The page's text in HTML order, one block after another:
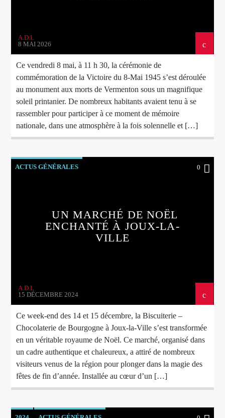
A.D.L
8 MAI 2026
Ce vendredi 8 mai, à 11 h 30, la cérémonie de
commémoration de la Victoire du 8-Mai 1945 s’est déroulée
au monument aux morts de Vermenton sous un magnifique
soleil printanier. De nombreux habitants avaient tenu à se
rassembler pour participer à ce moment de mémoire
nationale, dans une atmosphère à la fois solennelle et […]
ACTUS GÉNÉRALES 0
UN MARCHÉ DE NOËL
ENCHANTÉ À JOUX-LA-
VILLE
A.D.L
15 DÉCEMBRE 2024
Ce week-end des 14 et 15 décembre, la Biscuiterie –
Chocolaterie de Bourgogne à Joux-la-Ville s’est transformée
en un véritable royaume de Noël. Ce marché, organisé dans
un cadre authentique et chaleureux, a attiré de nombreux
visiteurs venus de la région pour plonger dans la magie des
fêtes de fin d’année. Installée au cœur d’un […]